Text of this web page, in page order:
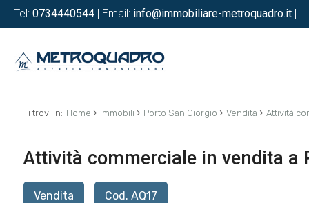
Tel: 0734440544 | Email: info@immobiliare-metroquadro.it |
Ti trovi in: Home › Immobili › Porto San Giorgio › Vendita › Attività
Attività commerciale in vendita a
Vendita Cod. AQ17